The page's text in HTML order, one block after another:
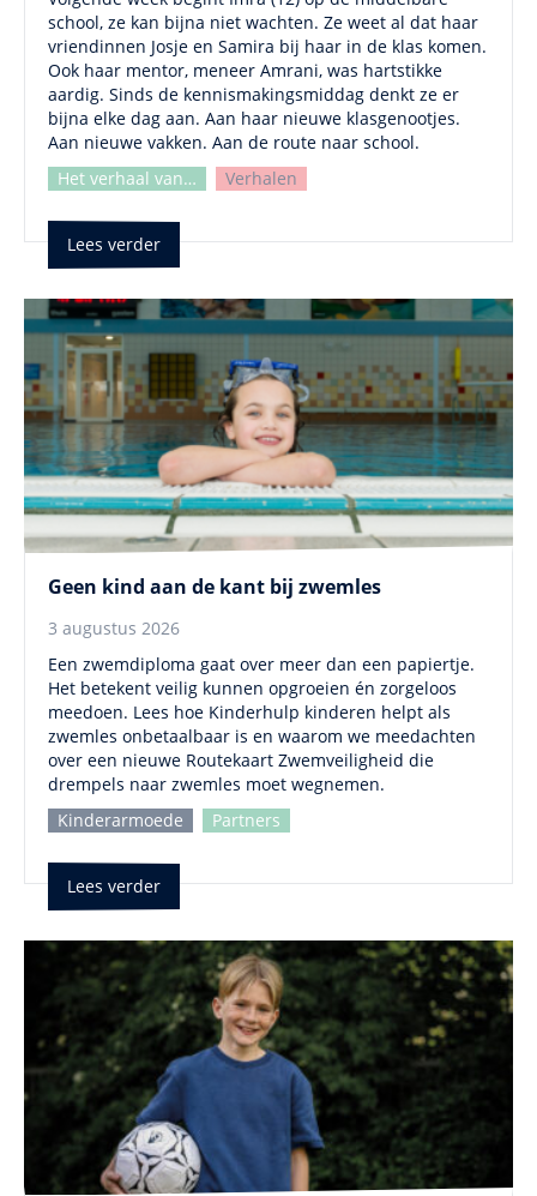
school, ze kan bijna niet wachten. Ze weet al dat haar
vriendinnen Josje en Samira bij haar in de klas komen.
Ook haar mentor, meneer Amrani, was hartstikke
aardig. Sinds de kennismakingsmiddag denkt ze er
bijna elke dag aan. Aan haar nieuwe klasgenootjes.
Aan nieuwe vakken. Aan de route naar school.
Het verhaal van…
Verhalen
Lees verder
Geen kind aan de kant bij zwemles
3 augustus 2026
Een zwemdiploma gaat over meer dan een papiertje.
Het betekent veilig kunnen opgroeien én zorgeloos
meedoen. Lees hoe Kinderhulp kinderen helpt als
zwemles onbetaalbaar is en waarom we meedachten
over een nieuwe Routekaart Zwemveiligheid die
drempels naar zwemles moet wegnemen.
Kinderarmoede
Partners
Lees verder